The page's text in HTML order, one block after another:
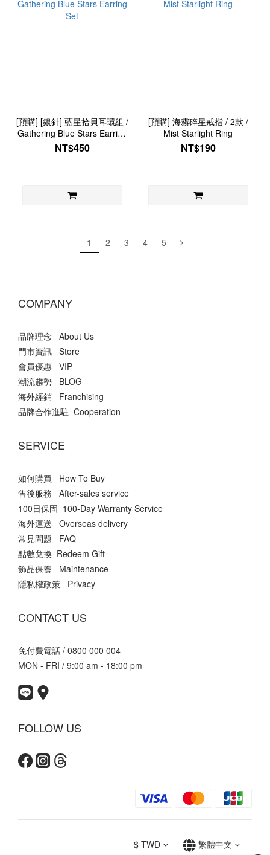
[預購] [銀針] 藍星拾貝耳環組 /
Gathering Blue Stars Earring
Set
NT$450
[預購] 海霧碎星戒指 / 2款 /
Mist Starlight Ring
NT$190
1 2 3 4 5
COMPANY
品牌理念 About Us
門市資訊 Store
會員優惠 VIP
潮流趨勢 BLOG
海外經銷 Franchising
品牌合作進駐 Cooperation
SERVICE
如何購買 How To Buy
售後服務 After-sales service
100日保固 100-Day Warranty Service
海外運送 Overseas delivery
常見問題 FAQ
點數兌換 Redeem Gift
飾品保養 Maintenance
隱私權政策 Privacy
CONTACT US
免付費電話 / 0800 000 004
MON - FRI / 9:00 am - 18:00 pm
FOLLOW US
$ TWD 繁體中文